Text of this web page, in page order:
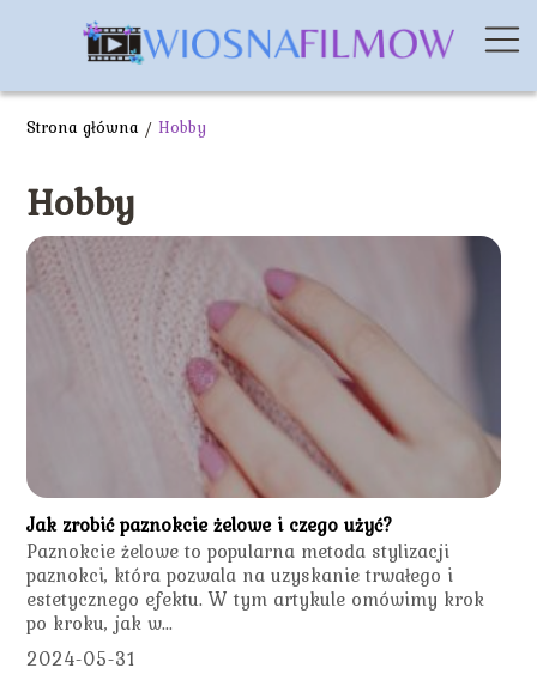
Strona główna /Hobby
Hobby
Jak zrobić paznokcie żelowe i czego użyć?
Paznokcie żelowe to popularna metoda stylizacji
paznokci, która pozwala na uzyskanie trwałego i
estetycznego efektu. W tym artykule omówimy krok
po kroku, jak w...
2024-05-31